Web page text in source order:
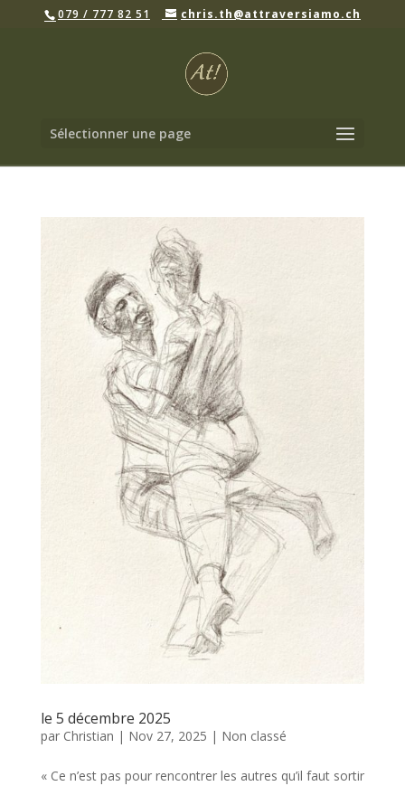
079 / 777 82 51 chris.th@attraversiamo.ch
Sélectionner une page
le 5 décembre 2025
par Christian | Nov 27, 2025 | Non classé
« Ce n’est pas pour rencontrer les autres qu’il faut sortir